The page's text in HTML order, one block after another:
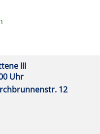
III
Uhr
12